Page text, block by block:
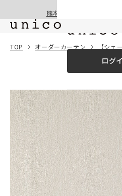
熊本地震の影響による配
ログ
商品を探す
商品カテゴ
家具
カーテン
ラグ
TOP オーダーカーテン 【シェ
一緒に購入す
合計金額